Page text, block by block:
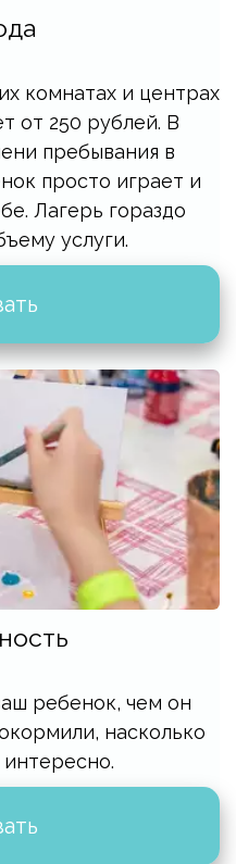
комнатах и центрах
от 250 рублей. В
пребывания в
просто играет и
Лагерь гораздо
услуги.
ребенок, чем он
насколько